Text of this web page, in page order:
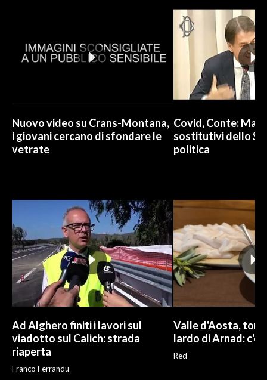
Nuovo video su Crans-Montana,
i giovani cercano di sfondare le
vetrate
Covid, Conte: Mai
sostitutivi dello
politica
Ad Alghero finiti i lavori sul
viadotto sul Calich: strada
riaperta
Franco Ferrandu
Valle d'Aosta,
lardo di Arnad: c'è
Red